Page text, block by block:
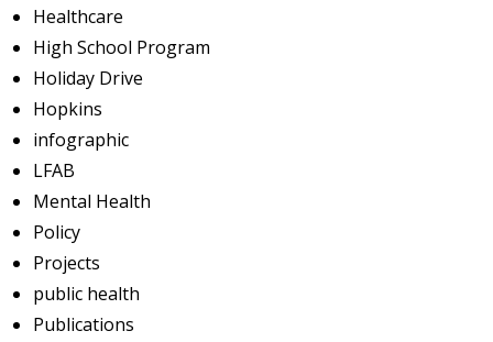
Healthcare
High School Program
Holiday Drive
Hopkins
infographic
LFAB
Mental Health
Policy
Projects
public health
Publications